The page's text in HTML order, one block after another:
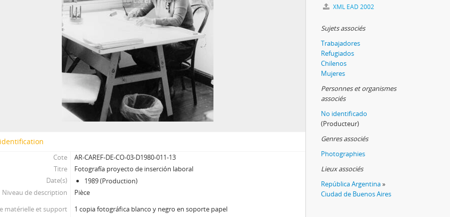
Cote
AR-CAREF-DE-CO-03-D1980-011-13
Titre
Fotografía proyecto de inserción laboral
Date(s)
1989 (Production)
Niveau de description
Pièce
matérielle et support
1 copia fotográfica blanco y negro en soporte papel
XML EAD 2002
Sujets associés
Trabajadores
Refugiados
Chilenos
Mujeres
Personnes et organismes
associés
No identificado
(Producteur)
Genres associés
Photographies
Lieux associés
República Argentina»
Ciudad de Buenos Aires